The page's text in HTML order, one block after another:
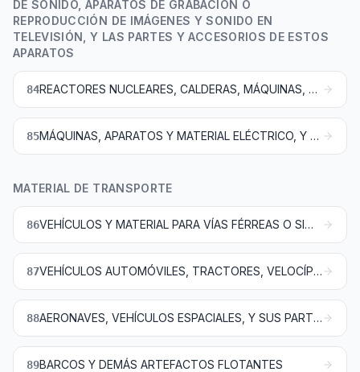
DE SONIDO, APARATOS DE GRABACIÓN O
REPRODUCCIÓN DE IMÁGENES Y SONIDO EN
TELEVISIÓN, Y LAS PARTES Y ACCESORIOS DE ESTOS
APARATOS
84 REACTORES NUCLEARES, CALDERAS, MÁQUINAS, APARATOS Y ARTEFACTOS MECÁNICOS; PARTES DE ESTAS MÁQUINAS O APARATOS
85 MÁQUINAS, APARATOS Y MATERIAL ELÉCTRICO, Y SUS PARTES; APARATOS DE GRABACIÓN O REPRODUCCIÓN DE SONIDO, APARATOS DE GRABACIÓN O REPRODUCCIÓN DE IMAGEN Y SONIDO EN TELEVISIÓN, Y LAS PARTES Y ACCESORIOS DE ESTOS APARATOS
MATERIAL DE TRANSPORTE
86 VEHÍCULOS Y MATERIAL PARA VÍAS FÉRREAS O SIMILARES, Y SUS PARTES; APARATOS MECÁNICOS, INCLUSO ELECTROMECÁNICOS, DE SEÑALIZACIÓN PARA VÍAS DE COMUNICACIÓN
87 VEHÍCULOS AUTOMÓVILES, TRACTORES, VELOCÍPEDOS Y DEMÁS VEHÍCULOS TERRESTRES, SUS PARTES Y ACCESORIOS
88 AERONAVES, VEHÍCULOS ESPACIALES, Y SUS PARTES
89BARCOS Y DEMÁS ARTEFACTOS FLOTANTES